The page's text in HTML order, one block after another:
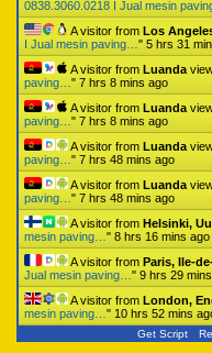
0838.3060.0218 I Jual mesin
A visitor from Los
I Jual mesin paving… " 5 hrs 31
A visitor from Luanda
paving… " 7 hrs 8 mins ago
A visitor from Luanda
paving… " 7 hrs 8 mins ago
A visitor from Luanda
paving… " 7 hrs 48 mins ago
A visitor from Luanda
paving… " 7 hrs 48 mins ago
A visitor from Helsinki,
mesin paving… " 8 hrs 16 mins ago
A visitor from Paris, Ile-
Jual mesin paving… " 9 hrs 29
A visitor from London,
mesin paving… " 10 hrs 52 mins
Get Script